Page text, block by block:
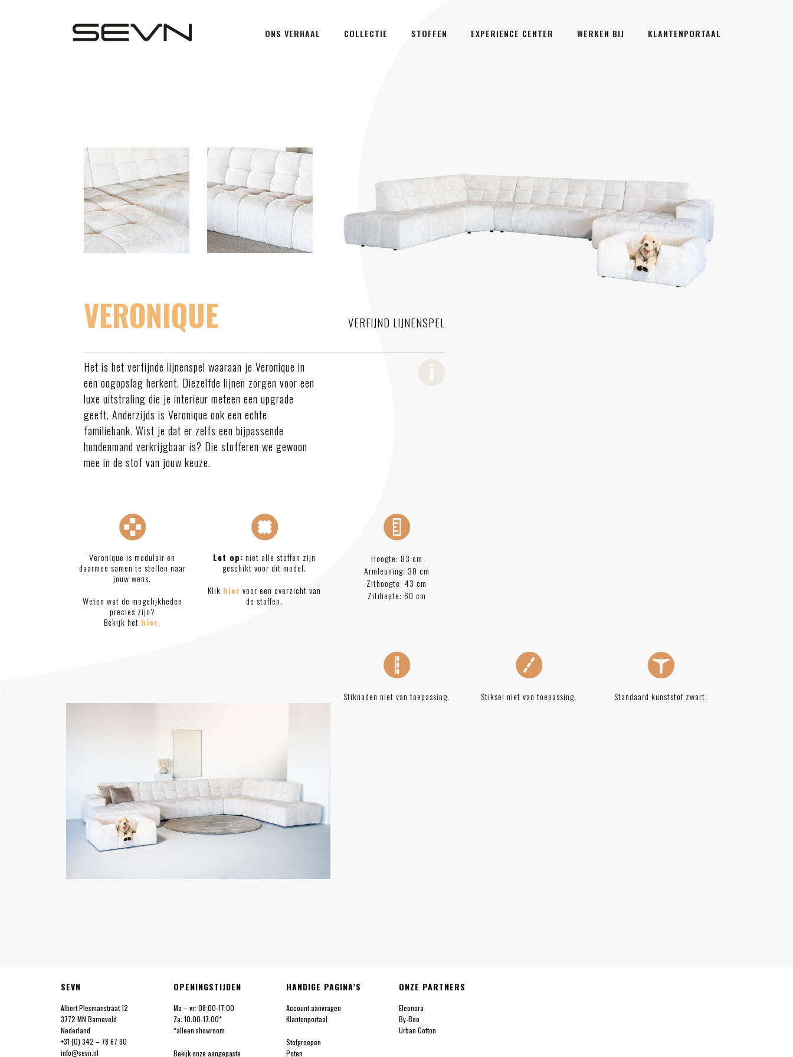
ONS VERHAAL COLLECTIE STOFFEN EXPERIENCE CENTER WERKEN BIJ KLANTENPORTAAL
VERONIQUE VERFIJND LIJNENSPEL
Het is het verfijnde lijnenspel waaraan je Veronique in
een oogopslag herkent. Diezelfde lijnen zorgen voor een
luxe uitstraling die je interieur meteen een upgrade
geeft. Anderzijds is Veronique ook een echte
familiebank. Wist je dat er zelfs een bijpassende
hondenmand verkrijgbaar is? Die stofferen we gewoon
mee in de stof van jouw keuze.
Veronique is modulair en
daarmee samen te stellen naar
jouw wens.
Weten wat de mogelijkheden
precies zijn?
Bekijk het hier.
Let op: niet alle stoffen zijn
geschikt voor dit model.
Klik hier voor een overzicht van
de stoffen.
Hoogte: 83 cm
Armleuning: 30 cm
Zithoogte: 43 cm
Zitdiepte: 60 cm
Stiknaden niet van toepassing. Stiksel niet van toepassing. Standaard kunststof zwart.
SEVN
Albert Plesmanstraat 12
3772 MN Barneveld
Nederland
+31 (0) 342 – 78 67 90
info@sevn.nl
OPENINGSTIJDEN
Ma – vr: 08:00-17:00
Za: 10:00-17:00*
*alleen showroom
Bekijk onze aangepaste
HANDIGE PAGINA’S
Account aanvragen
Klantenportaal
Stofgroepen
Poten
ONZE PARTNERS
Eleonora
By-Boo
Urban Cotton